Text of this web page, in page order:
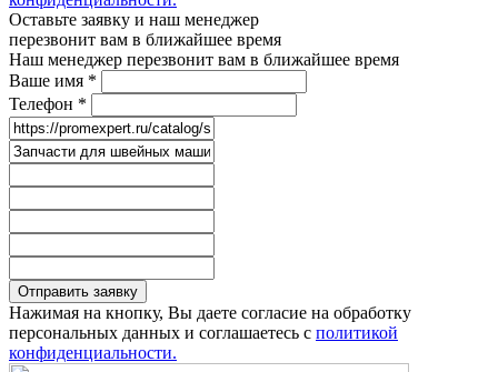
Оставьте заявку и наш менеджер
перезвонит вам в ближайшее время
Наш менеджер перезвонит вам в ближайшее время
Ваше имя *
Телефон *
Отправить заявку
Нажимая на кнопку, Вы даете согласие на обработку
персональных данных и соглашаетесь с политикой
конфиденциальности.